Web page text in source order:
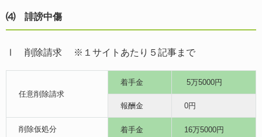
⑷ 誹謗中傷
Ⅰ 削除請求 ※１サイトあたり５記事まで
任意削除請求
着手金 5万5000円
報酬金 0円
削除仮処分
着手金 16万5000円